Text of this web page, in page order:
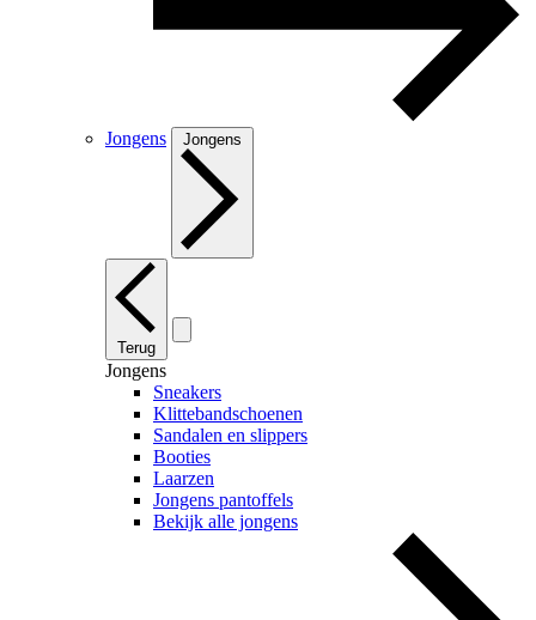
Jongens Jongens
Terug
Jongens
Sneakers
Klittebandschoenen
Sandalen en slippers
Booties
Laarzen
Jongens pantoffels
Bekijk alle jongens